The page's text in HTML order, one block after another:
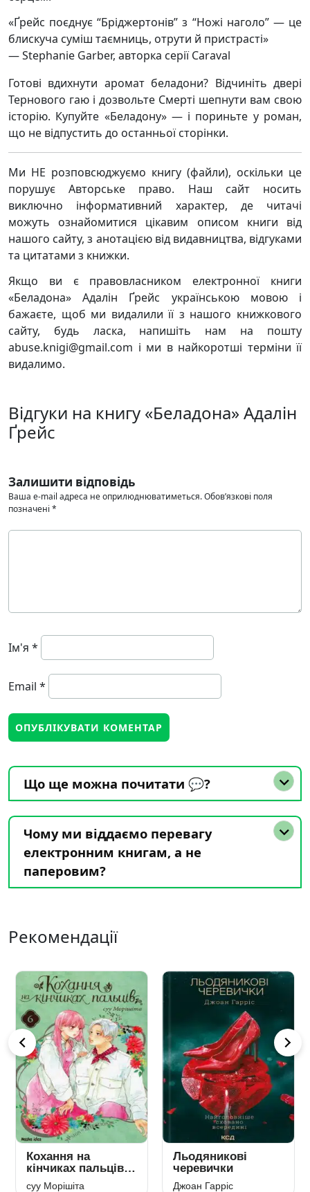
«Ґрейс поєднує “Бріджертонів” з “Ножі наголо” — це
блискуча суміш таємниць, отрути й пристрасті»
— Stephanie Garber, авторка серії Caraval
Готові вдихнути аромат беладони? Відчиніть двері
Тернового гаю і дозвольте Смерті шепнути вам свою
історію. Купуйте «Беладону» — і пориньте у роман,
що не відпустить до останньої сторінки.
Ми НЕ розповсюджуємо книгу (файли), оскільки це
порушує Авторське право. Наш сайт носить
виключно інформативний характер, де читачі
можуть ознайомитися цікавим описом книги від
нашого сайту, з анотацією від видавництва, відгуками
та цитатами з книжки.
Якщо ви є правовласником електронної книги
«Беладона» Адалін Ґрейс українською мовою і
бажаєте, щоб ми видалили її з нашого книжкового
сайту, будь ласка, напишіть нам на пошту
abuse.knigi@gmail.com і ми в найкоротші терміни її
видалимо.
Відгуки на книгу «Беладона» Адалін
Ґрейс
Залишити відповідь
Ваша e-mail адреса не оприлюднюватиметься.Обов’язкові поля
позначені *
Ім'я *
Email *
Що ще можна почитати 💬?
Чому ми віддаємо перевагу
електронним книгам, а не
паперовим?
Рекомендації
Кохання на
кінчиках пальців.
Том 6
суу Морішіта
Льодяникові
черевички
Джоан Гарріс